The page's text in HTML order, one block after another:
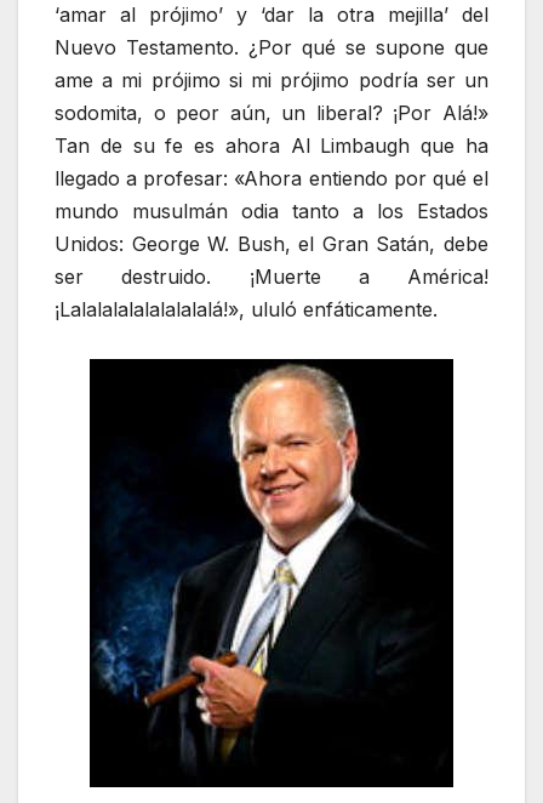
‘amar al prójimo’ y ‘dar la otra mejilla’ del
Nuevo Testamento. ¿Por qué se supone que
ame a mi prójimo si mi prójimo podría ser un
sodomita, o peor aún, un liberal? ¡Por Alá!»
Tan de su fe es ahora Al Limbaugh que ha
llegado a profesar: «Ahora entiendo por qué el
mundo musulmán odia tanto a los Estados
Unidos: George W. Bush, el Gran Satán, debe
ser destruido. ¡Muerte a América!
¡Lalalalalalalalalalá!», ululó enfáticamente.